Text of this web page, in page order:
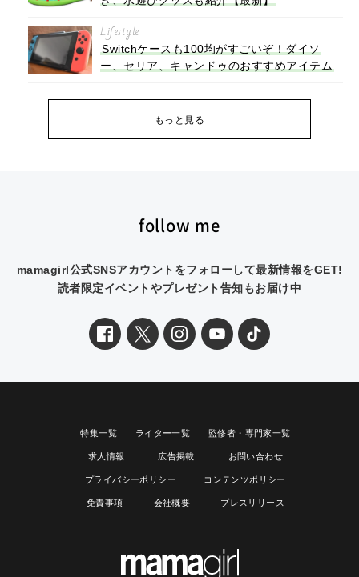
Lifestyle
Switchケースも100均がすごいぞ！ダイソ
ー、セリア、キャンドゥのおすすめアイテム
もっと見る
follow me
mamagirl公式SNSアカウントをフォローして最新情報をGET!
読者限定イベントやプレゼント告知もお届け中
特集一覧 ライター一覧 監修者・専門家一覧
求人情報 広告掲載 お問い合わせ
プライバシーポリシー コンテンツポリシー
免責事項 会社概要 プレスリリース